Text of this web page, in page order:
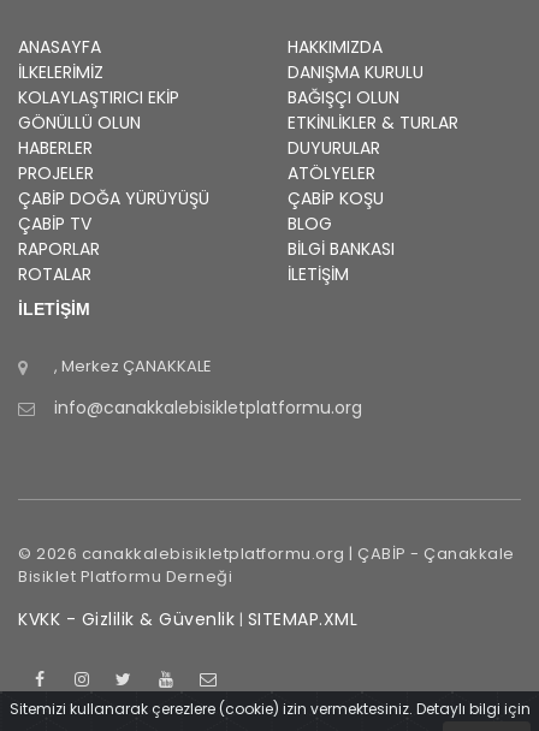
ANASAYFA
HAKKIMIZDA
İLKELERIMIZ
DANIŞMA KURULU
KOLAYLAŞTIRICI EKIP
BAĞIŞÇI OLUN
GÖNÜLLÜ OLUN
ETKINLIKLER & TURLAR
HABERLER
DUYURULAR
PROJELER
ATÖLYELER
ÇABİP DOĞA YÜRÜYÜŞÜ ÇABİP KOŞU
ÇABİP TV
BLOG
RAPORLAR
BILGI BANKASI
ROTALAR
İLETİŞİM
İLETİŞİM
, Merkez ÇANAKKALE
info@canakkalebisikletplatformu.org
© 2026 canakkalebisikletplatformu.org | ÇABİP - Çanakkale
Bisiklet Platformu Derneği
KVKK - Gizlilik & Güvenlik | SITEMAP.XML
Çanakkale İçinde
Sitemizi kullanarak çerezlere (cookie) izin vermektesiniz. Detaylı bilgi için